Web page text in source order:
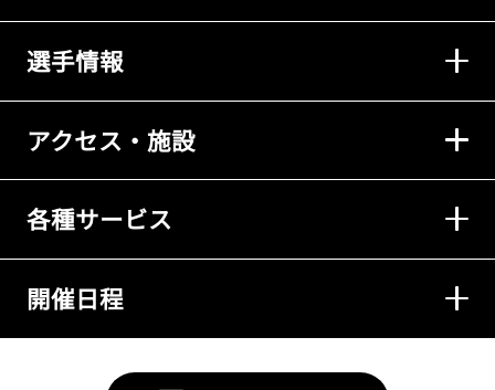
選手情報
アクセス・施設
各種サービス
開催日程